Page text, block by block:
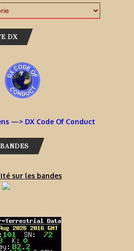
DX
—> DX Code Of Conduct
sur les bandes